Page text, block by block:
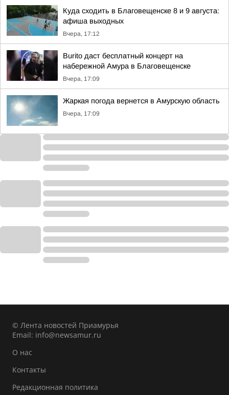
Куда сходить в Благовещенске 8 и 9 августа:
афиша выходных
Вчера, 17:12
Burito даст бесплатный концерт на
набережной Амура в Благовещенске
Вчера, 17:09
Жаркая погода вернется в Амурскую область
Вчера, 17:09
© Лента новостей Приамурья
Email: info@newsamur.ru
О нас
Контакты
Редакционная политика